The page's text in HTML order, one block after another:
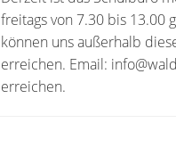
freitags von 7.30 bis 13.00
können uns außerhalb
erreichen. Email:
erreichen.